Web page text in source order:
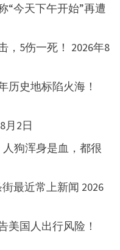
“今天下午开始”再遭
，5伤一死！ 2026年8
历史地标陷火海！
月2日
狗浑身是血，都很
街最近常上新闻 2026
美国人出行风险！